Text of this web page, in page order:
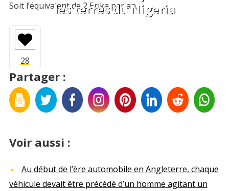
les terres du Nigeria
Soit l’équivalent de 2 Erika par an.
Partager :
Voir aussi :
Au début de l’ère automobile en Angleterre, chaque
véhicule devait être précédé d’un homme agitant un